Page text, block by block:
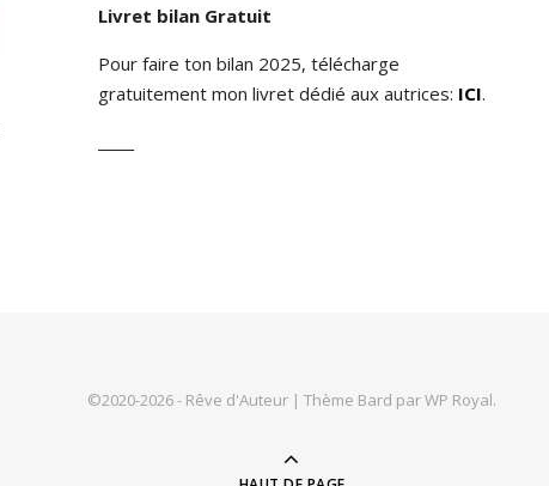
Livret bilan Gratuit
Pour faire ton bilan 2025, télécharge
gratuitement mon livret dédié aux autrices: ICI.
©2020-2026 - Rêve d'Auteur | Thème Bard parWP Royal.